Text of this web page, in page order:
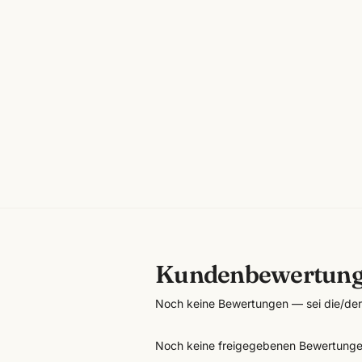
Noch keine Bewertungen — sei die/
Noch keine freigegebenen